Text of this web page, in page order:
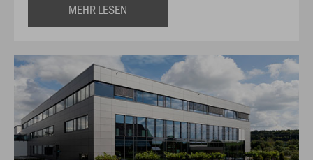
MEHR LESEN